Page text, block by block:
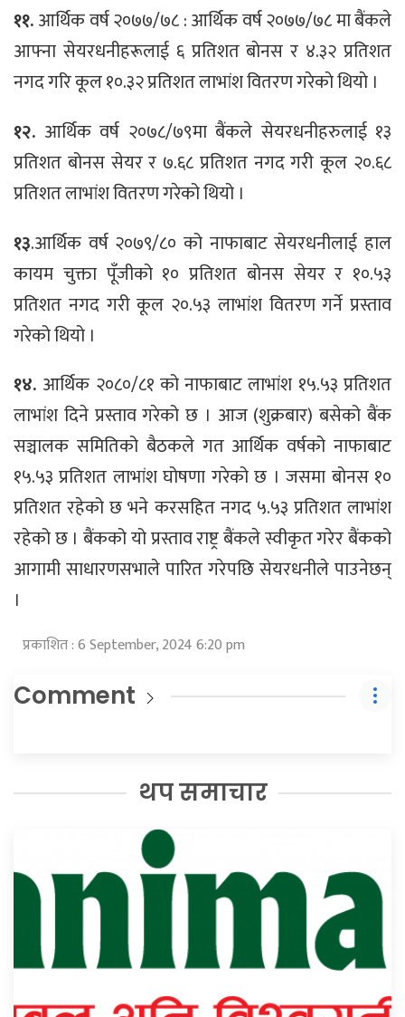
११.आर्थिक वर्ष २०७७/७८ : आर्थिक वर्ष २०७७/७८ मा बैंकले
आफ्ना सेयरधनीहरूलाई ६ प्रतिशत बाेनस र ४.३२ प्रतिशत
नगद गरि कूल १०.३२ प्रतिशत लाभांश वितरण गरेकाे थियाे ।
१२. आर्थिक वर्ष २०७८/७९मा बैंकले सेयरधनीहरुलाई १३
प्रतिशत बोनस सेयर र ७.६८ प्रतिशत नगद गरी कूल २०.६८
प्रतिशत लाभांश वितरण गरेको थियो ।
१३.आर्थिक वर्ष २०७९/८० को नाफाबाट सेयरधनीलाई हाल
कायम चुक्ता पूँजीको १० प्रतिशत बोनस सेयर र १०.५३
प्रतिशत नगद गरी कूल २०.५३ लाभांश वितरण गर्ने प्रस्ताव
गरेको थियो ।
१४. आर्थिक २०८०/८१ को नाफाबाट लाभांश १५.५३ प्रतिशत
लाभांश दिने प्रस्ताव गरेको छ । आज (शुक्रबार) बसेको बैंक
सञ्चालक समितिको बैठकले गत आर्थिक वर्षको नाफाबाट
१५.५३ प्रतिशत लाभांश घोषणा गरेको छ । जसमा बोनस १०
प्रतिशत रहेको छ भने करसहित नगद ५.५३ प्रतिशत लाभांश
रहेको छ । बैंकको यो प्रस्ताव राष्ट्र बैंकले स्वीकृत गरेर बैंकको
आगामी साधारणसभाले पारित गरेपछि सेयरधनीले पाउनेछन्
।
प्रकाशित : 6 September, 2024 6:20 pm
Comment
थप समाचार